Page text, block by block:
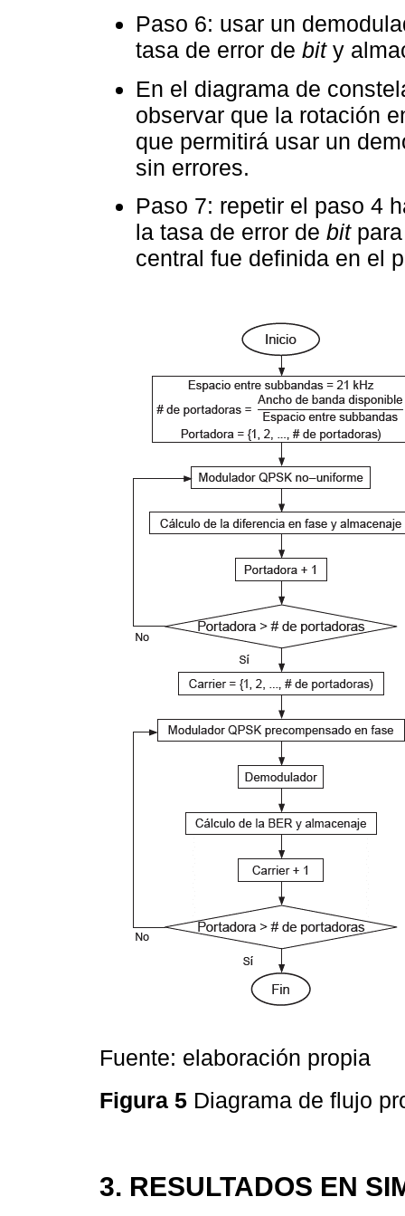
Paso 6: usar un
tasa de error de bity
En el diagrama de
observar que la rotación
que permitirá usar un
sin errores.
Paso 7: repetir el paso 4
la tasa de error de bitpara
central fue definida en el
Fuente: elaboración propia
Figura 5 Diagrama de flujo
3. RESULTADOS EN